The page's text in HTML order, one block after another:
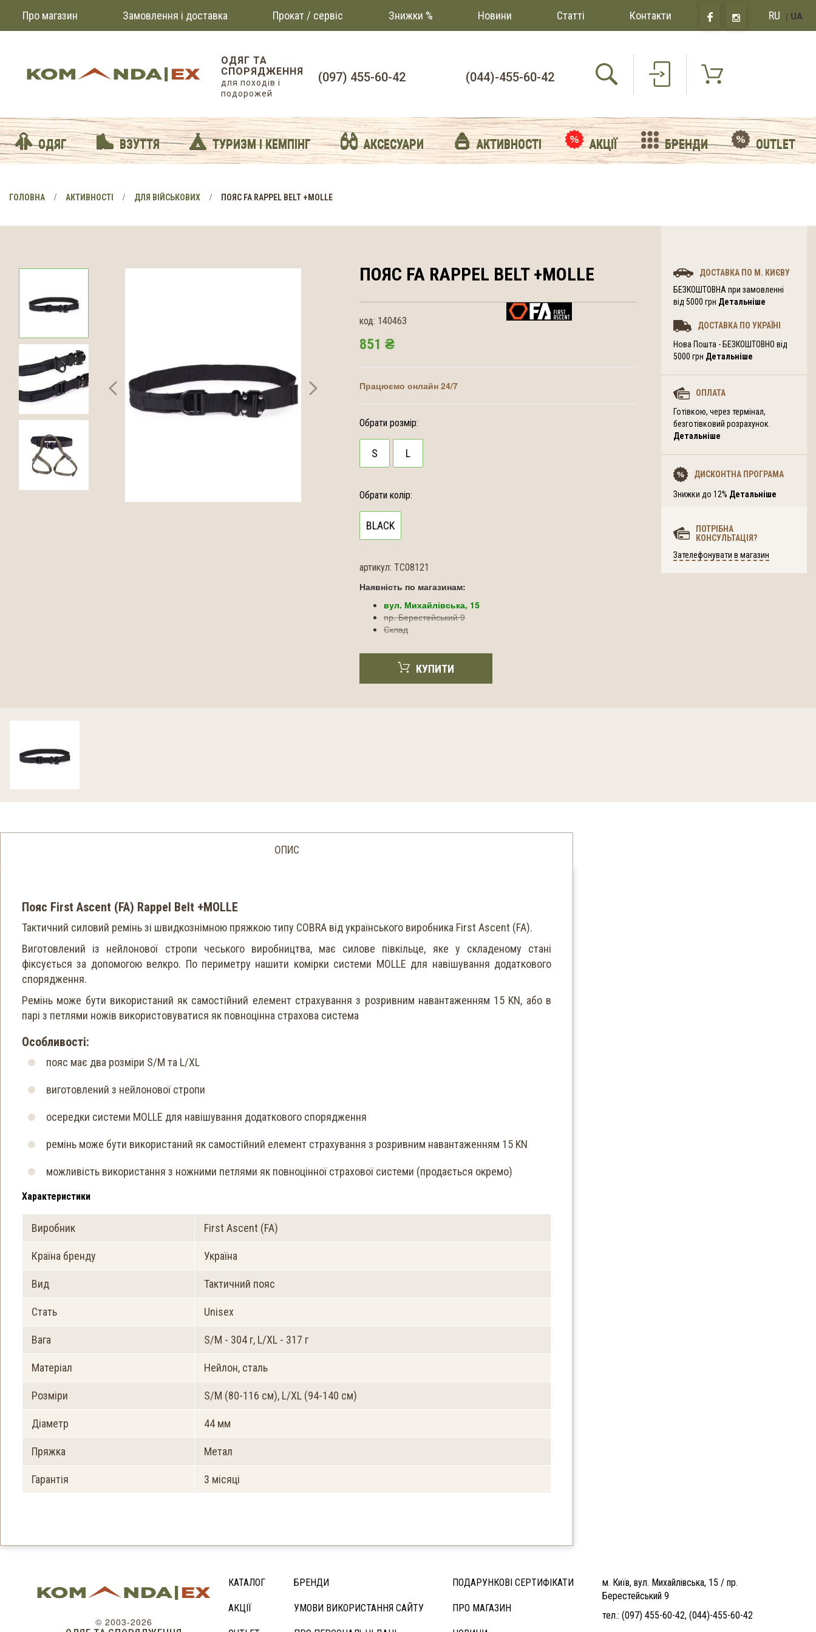
Про магазин Замовлення і доставка Прокат / сервіс Знижки % Новини Статті Контакти RU | UA
ОДЯГ ТА
СПОРЯДЖЕННЯ
для походів і
подорожей
(097) 455-60-42 (044)-455-60-42
ОДЯГ ВЗУТТЯ ТУРИЗМ І КЕМПІНГ АКСЕСУАРИ АКТИВНОСТІ АКЦІЇ БРЕНДИ OUTLET
ГОЛОВНА АКТИВНОСТІ ДЛЯ ВІЙСЬКОВИХ ПОЯС FA RAPPEL BELT +MOLLE
ПОЯС FA RAPPEL BELT +MOLLE
код: 140463
851 ₴
Працюємо онлайн 24/7
Обрати розмір:
S L
Обрати колір:
BLACK
артикул: TC08121
Наявність по магазинам:
вул. Михайлівська, 15
пр. Берестейський 9
Склад
КУПИТИ
ДОСТАВКА ПО М. КИЄВУ
БЕЗКОШТОВНА при замовленні
від 5000 грн Детальніше
ДОСТАВКА ПО УКРАЇНІ
Нова Пошта - БЕЗКОШТОВНО від
5000 грн Детальніше
ОПЛАТА
Готівкою, через термінал,
безготівковий розрахунок.
Детальніше
ДИСКОНТНА ПРОГРАМА
Знижки до 12% Детальніше
ПОТРІБНА
КОНСУЛЬТАЦІЯ?
Зателефонувати в магазин
ОПИС
Пояс First Ascent (FA) Rappel Belt +MOLLE
Тактичний силовий ремінь зі швидкознімною пряжкою типу COBRA від українського виробника First Ascent (FA).
Виготовлений із нейлонової стропи чеського виробництва, має силове півкільце, яке у складеному стані
фіксується за допомогою велкро. По периметру нашити комірки системи MOLLE для навішування додаткового
спорядження.
Ремінь може бути використаний як самостійний елемент страхування з розривним навантаженням 15 KN, або в
парі з петлями ножів використовуватися як повноцінна страхова система
Особливості:
пояс має два розміри S/M та L/XL
виготовлений з нейлонової стропи
осередки системи MOLLE для навішування додаткового спорядження
ремінь може бути використаний як самостійний елемент страхування з розривним навантаженням 15 KN
можливість використання з ножними петлями як повноцінної страхової системи (продається окремо)
Характеристики
Виробник First Ascent (FA)
Країна бренду Україна
Вид Тактичний пояс
Стать Unisex
Вага S/M - 304 г, L/XL - 317 г
Матеріал Нейлон, сталь
Розміри S/M (80-116 см), L/XL (94-140 см)
Діаметр 44 мм
Пряжка Метал
Гарантія 3 місяці
© 2003-2026
КАТАЛОГ
АКЦІЇ
БРЕНДИ
УМОВИ ВИКОРИСТАННЯ САЙТУ
ПОДАРУНКОВІ СЕРТИФІКАТИ
ПРО МАГАЗИН
м. Київ, вул. Михайлівська, 15 / пр.
Берестейський 9
тел.: (097) 455-60-42, (044)-455-60-42